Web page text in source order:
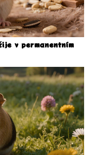
v permanentním